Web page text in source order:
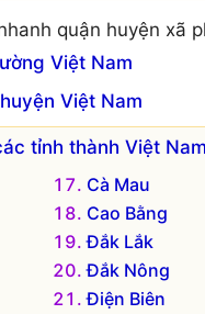
quận huyện xã
Việt Nam
Việt Nam
tỉnh thành Việt Nam
Cà Mau
Cao Bằng
Đắk Lắk
Đắk Nông
Điện Biên